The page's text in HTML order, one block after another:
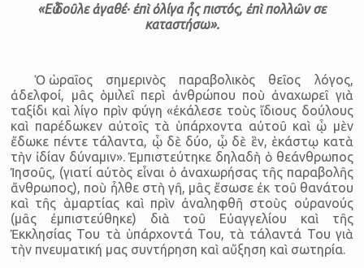
«Εὖ δοῦλε ἀγαθέ· ἐπὶ ὀλίγα ἦς πιστός, ἐπὶ πολλῶν σε
καταστήσω».
Ὁ ὡραῖος σημερινὸς παραβολικὸς θεῖος λόγος,
ἀδελφοί, μᾶς ὁμιλεῖ περὶ ἀνθρώπου ποὺ ἀναχωρεῖ γιὰ
ταξίδι καὶ λίγο πρὶν φύγη «ἐκάλεσε τοὺς ἴδιους δούλους
καὶ παρέδωκεν αὐτοῖς τὰ ὑπάρχοντα αὐτοῦ καὶ ᾧ μὲν
ἔδωκε πέντε τάλαντα, ᾧ δὲ δύο, ᾧ δὲ ἓν, ἑκάστῳ κατὰ
τὴν ἰδίαν δύναμιν». Ἐμπιστεύτηκε δηλαδὴ ὁ θεάνθρωπος
Ἰησοῦς, (γιατί αὐτὸς εἶναι ὁ ἀναχωρήσας τῆς παραβολῆς
ἄνθρωπος), ποὺ ἦλθε στὴ γῆ, μᾶς ἔσωσε ἐκ τοῦ θανάτου
καὶ τῆς ἁμαρτίας καὶ πρὶν ἀναληφθῆ στοὺς οὐρανούς
(μᾶς ἐμπιστεύθηκε) διὰ τοῦ Εὐαγγελίου καὶ τῆς
Ἐκκλησίας Του τὰ ὑπάρχοντά Του, τὰ τάλαντά Του γιὰ
τὴν πνευματική μας συντήρηση καὶ αὔξηση καὶ σωτηρία.